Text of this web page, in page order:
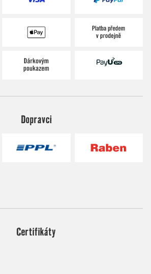
Dopravci
Certifikáty